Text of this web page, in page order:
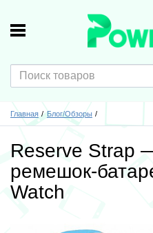
Главная Блог/Обзоры
Reserve Strap
ремешок-
Watch